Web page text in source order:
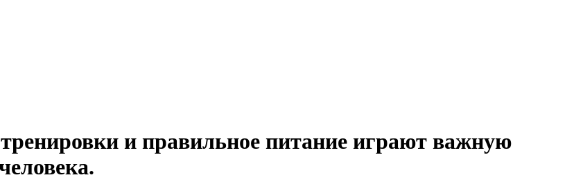
и правильное питание играют важную